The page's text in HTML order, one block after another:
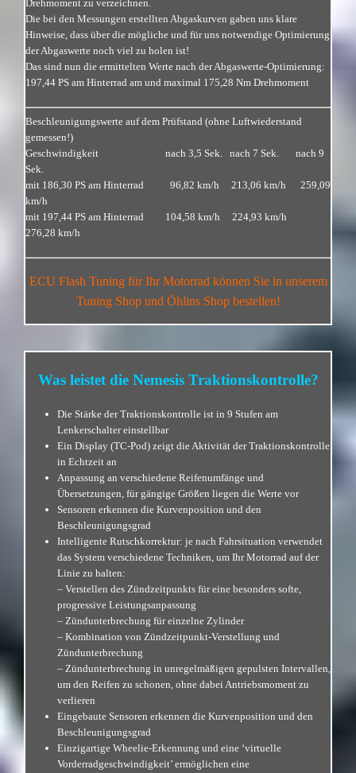
Drehmoment zu verzeichnen.
Die bei den Messungen erstellten Abgaskurven gaben uns klare
Hinweise, dass über die mögliche und für uns notwendige Optimierung
der Abgaswerte noch viel zu holen ist!
Das sind nun die ermittelten Werte nach der Abgaswerte-Optimierung:
197,44 PS am Hinterrad am und maximal 175,28 Nm Drehmoment
Beschleunigungswerte auf dem Prüfstand (ohne Luftwiederstand
gemessen!)
Geschwindigkeit nach 3,5 Sek. nach 7 Sek. nach 9
Sek.
mit 186,30 PS am Hinterrad 96,82 km/h 213,06 km/h 259,09
km/h
mit 197,44 PS am Hinterrad 104,58 km/h 224,93 km/h
276,28 km/h
ECU Flash Tuning für IhrMotorrad können Sie in unserem
Tuning Shop und Öhlins Shop bestellen!
Was leistet die Nemesis Traktionskontrolle?
Die Stärke der Traktionskontrolle ist in 9 Stufen am
Lenkerschalter einstellbar
Ein Display (TC-Pod) zeigt die Aktivität der Traktionskontrolle
in Echtzeit an
Anpassung an verschiedene Reifenumfänge und
Übersetzungen, für gängige Größen liegen die Werte vor
Sensoren erkennen die Kurvenposition und den
Beschleunigungsgrad
Intelligente Rutschkorrektur: je nach Fahrsituation verwendet
das System verschiedene Techniken, um Ihr Motorrad auf der
Linie zu halten:
– Verstellen des Zündzeitpunkts für eine besonders softe,
progressive Leistungsanpassung
– Zündunterbrechung für einzelne Zylinder
– Kombination von Zündzeitpunkt-Verstellung und
Zündunterbrechung
– Zündunterbrechung in unregelmäßigen gepulsten Intervallen,
um den Reifen zu schonen, ohne dabei Antriebsmoment zu
verlieren
Eingebaute Sensoren erkennen die Kurvenposition und den
Beschleunigungsgrad
Einzigartige Wheelie-Erkennung und eine ‘virtuelle
Vorderradgeschwindigkeit’ ermöglichen eine